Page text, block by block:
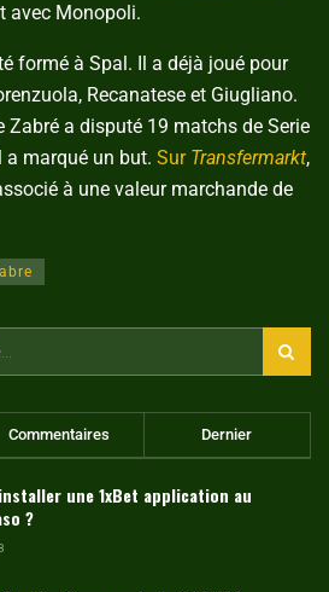
avec Monopoli.
formé à Spal. Il a déjà joué pour
Recanatese et Giugliano.
Zabré a disputé 19 matchs de Serie
a marqué un but. Sur Transfermarkt,
à une valeur marchande de
Commentaires Dernier
une 1xBet application au
?